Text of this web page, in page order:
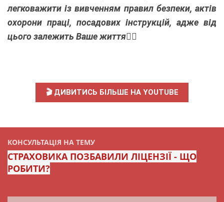
легковажити із вивченням правил безпеки, актів
охорони праці, посадових інструкцій, адже від
цього залежить Ваше життя☝🏻
🎬 ДИВИТИСЬ БІЛЬШЕ НА YOUTUBE
КОНСУЛЬТАЦІЯ НА ТЕМУ
СТРАХОВИКА ПОЗБАВИЛИ ЛІЦЕНЗІЇ - ЩО
РОБИТИ?